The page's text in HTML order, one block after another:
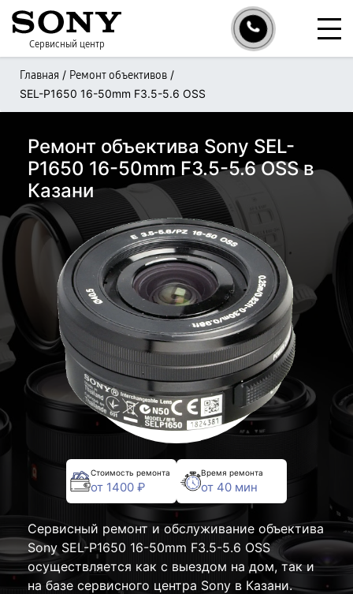
Сервисный центр
Главная / Ремонт объективов /
SEL-P1650 16-50mm F3.5-5.6 OSS
Ремонт объектива Sony SEL-
P1650 16-50mm F3.5-5.6 OSS в
Казани
Стоимость ремонта
от 1400 ₽
Время ремонта
от 40 мин
Сервисный ремонт и обслуживание объектива
Sony SEL-P1650 16-50mm F3.5-5.6 OSS
осуществляется как с выездом на дом, так и
на базе сервисного центра Sony в Казани.